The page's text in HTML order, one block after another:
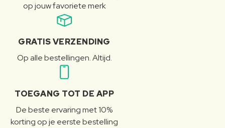
op jouw favoriete merk
GRATIS VERZENDING
Op alle bestellingen. Altijd.
TOEGANG TOT DE APP
De beste ervaring met 10%
korting op je eerste bestelling